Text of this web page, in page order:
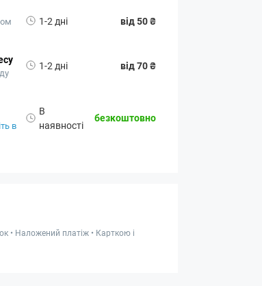
1-2 дні від 50 ₴
1-2 дні від 70 ₴
в
В
наявності
безкоштовно
• Наложений платіж • Карткою і